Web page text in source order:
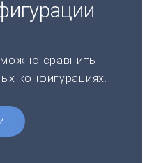
сравнить
конфигурациях.